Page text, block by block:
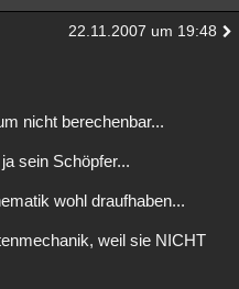
22.11.2007 um 19:48
nicht berechenbar...
sein Schöpfer...
wohl draufhaben...
weil sie NICHT